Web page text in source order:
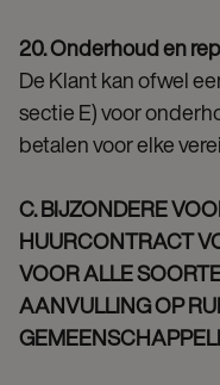
20. Onderhoud en
De Klant kan ofwel
sectie E) voor
betalen voor elke
C. BIJZONDERE
HUURCONTRACT
VOOR ALLE
AANVULLING OP